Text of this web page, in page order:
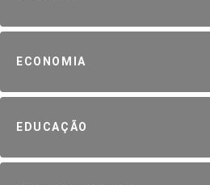
ECONOMIA
EDUCAÇÃO